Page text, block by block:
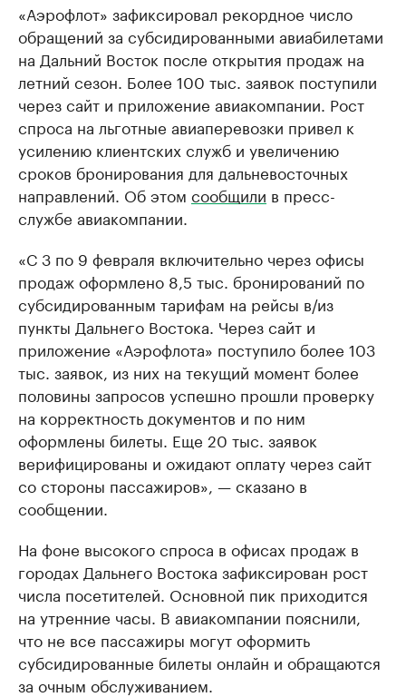
«Аэрофлот» зафиксировал рекордное число
обращений за субсидированными авиабилетами
на Дальний Восток после открытия продаж на
летний сезон. Более 100 тыс. заявок поступили
через сайт и приложение авиакомпании. Рост
спроса на льготные авиаперевозки привел к
усилению клиентских служб и увеличению
сроков бронирования для дальневосточных
направлений. Об этом сообщили в пресс-
службе авиакомпании.
«С 3 по 9 февраля включительно через офисы
продаж оформлено 8,5 тыс. бронирований по
субсидированным тарифам на рейсы в/из
пункты Дальнего Востока. Через сайт и
приложение «Аэрофлота» поступило более 103
тыс. заявок, из них на текущий момент более
половины запросов успешно прошли проверку
на корректность документов и по ним
оформлены билеты. Еще 20 тыс. заявок
верифицированы и ожидают оплату через сайт
со стороны пассажиров», — сказано в
сообщении.
На фоне высокого спроса в офисах продаж в
городах Дальнего Востока зафиксирован рост
числа посетителей. Основной пик приходится
на утренние часы. В авиакомпании пояснили,
что не все пассажиры могут оформить
субсидированные билеты онлайн и обращаются
за очным обслуживанием.